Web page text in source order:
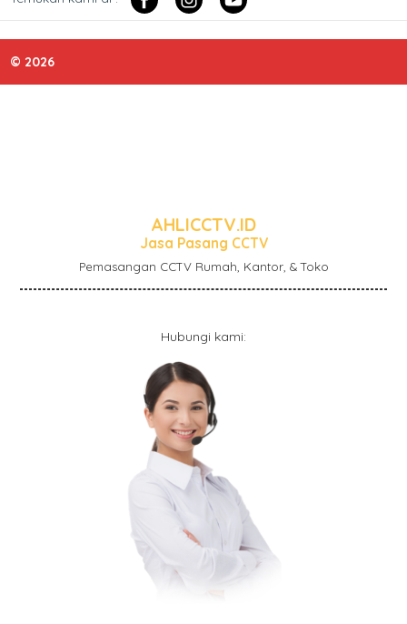
© 2026
AHLICCTV.ID
Jasa Pasang CCTV
Pemasangan CCTV Rumah, Kantor, & Toko
Hubungi kami: